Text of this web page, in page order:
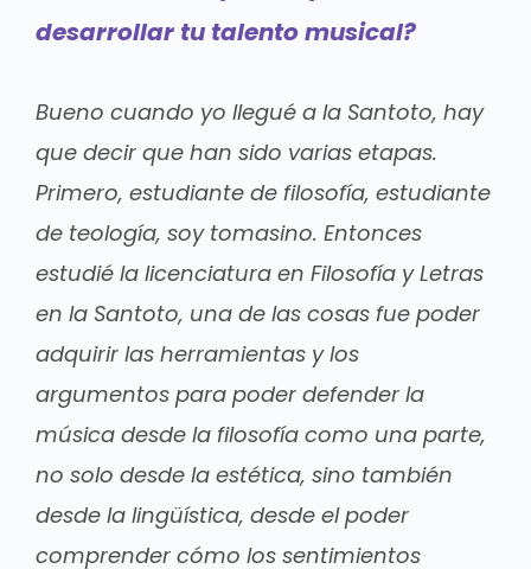
desarrollar tu talento musical?
Bueno cuando yo llegué a la Santoto, hay
que decir que han sido varias etapas.
Primero, estudiante de filosofía, estudiante
de teología, soy tomasino. Entonces
estudié la licenciatura en Filosofía y Letras
en la Santoto, una de las cosas fue poder
adquirir las herramientas y los
argumentos para poder defender la
música desde la filosofía como una parte,
no solo desde la estética, sino también
desde la lingüística, desde el poder
comprender cómo los sentimientos